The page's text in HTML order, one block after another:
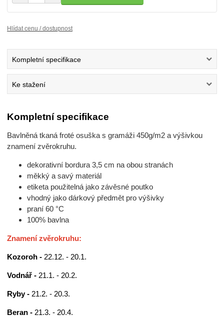
Hlídat cenu / dostupnost
Kompletní specifikace
Ke stažení
Kompletní specifikace
Bavlněná tkaná froté osuška s gramáži 450g/m2 a výšivkou
znamení zvěrokruhu.
dekorativní bordura 3,5 cm na obou stranách
měkký a savý materiál
etiketa použitelná jako závěsné poutko
vhodný jako dárkový předmět pro výšivky
praní 60 °C
100% bavlna
Znamení zvěrokruhu:
Kozoroh - 22.12. - 20.1.
Vodnář - 21.1. - 20.2.
Ryby - 21.2. - 20.3.
Beran - 21.3. - 20.4.